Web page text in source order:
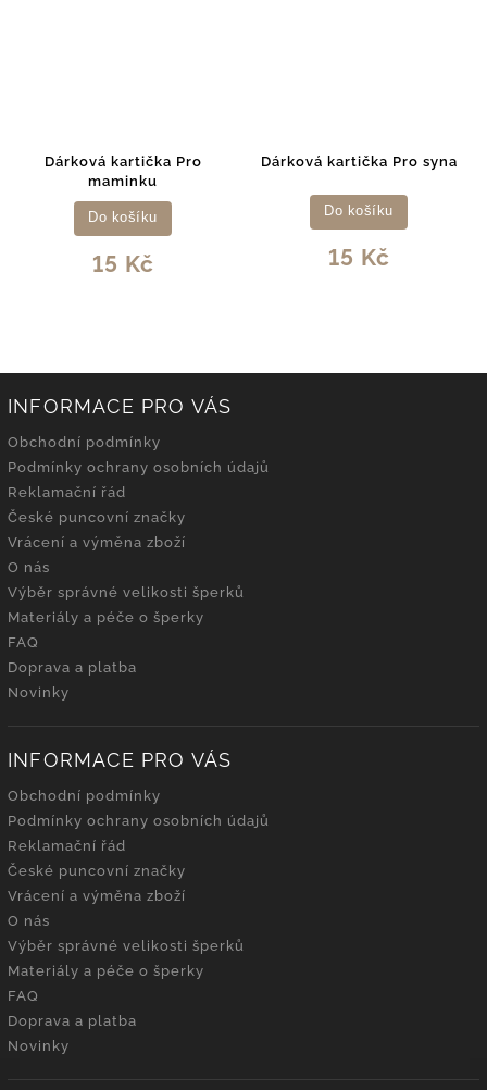
Dárková kartička Pro
maminku
15 Kč
Do košíku
Dárková kartička Pro syna
15 Kč
Do košíku
INFORMACE PRO VÁS
Obchodní podmínky
Podmínky ochrany osobních údajů
Reklamační řád
České puncovní značky
Vrácení a výměna zboží
O nás
Výběr správné velikosti šperků
Materiály a péče o šperky
FAQ
Doprava a platba
Novinky
INFORMACE PRO VÁS
Obchodní podmínky
Podmínky ochrany osobních údajů
Reklamační řád
České puncovní značky
Vrácení a výměna zboží
O nás
Výběr správné velikosti šperků
Materiály a péče o šperky
FAQ
Doprava a platba
Novinky